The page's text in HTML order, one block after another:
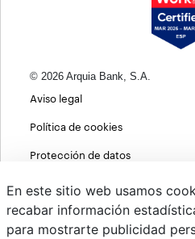
© 2026 Arquia Bank, S.A.
Aviso legal
Política de cookies
Protección de datos
MIFID
En este sitio web usamos
recabar información
para mostrarte publicidad